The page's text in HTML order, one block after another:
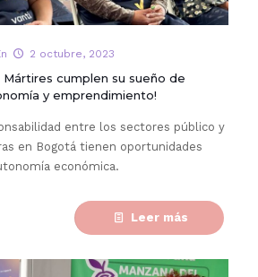
2 octubre, 2023
Mártires cumplen su sueño de
y emprendimiento!
entre los sectores público y
en Bogotá tienen oportunidades
económica.
Leer más